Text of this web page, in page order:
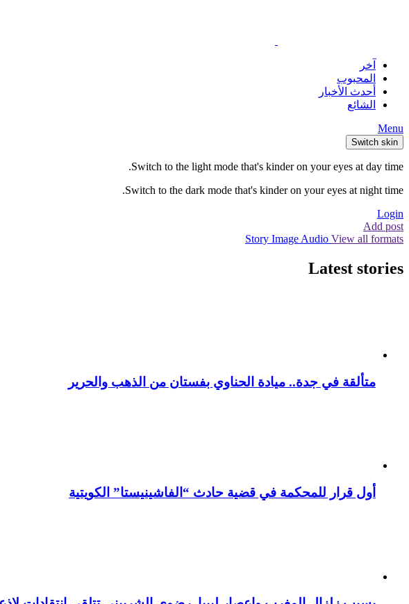
آخر
المحبوب
أحدث الأخبار
الشائع
Menu
Switch skin
Switch to the light mode that's kinder on your eyes at day time.
Switch to the dark mode that's kinder on your eyes at night time.
Login
Add post
Story Image Audio View all formats
Latest stories
متألقة في جدة.. ميادة الحناوي بفستان من الذهب والحرير
أول قرار للمحكمة في قضية حادث “الفاشينيستا” الكويتية